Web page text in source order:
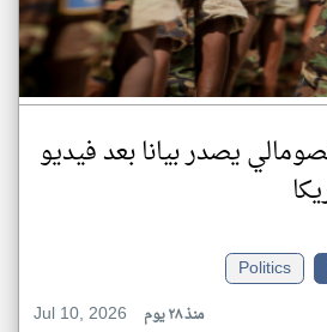
يصدر بيانا بعد فيديو
Politics
Jul 10, 2026
منذ ٢٨ يوم